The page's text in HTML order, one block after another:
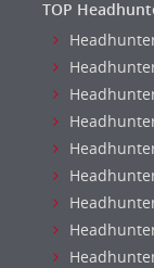
TOP